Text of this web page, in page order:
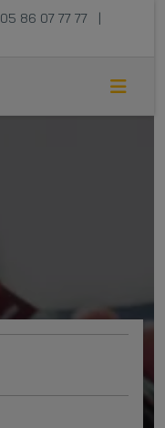
05 86 07 77 77
|